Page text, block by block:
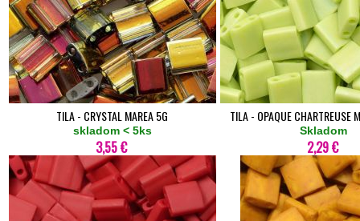
TILA - CRYSTAL MAREA 5G
skladom < 5ks
3,55 €
TILA - OPAQUE CHARTREUSE
Skladom
2,29 €